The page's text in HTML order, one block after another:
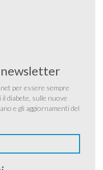
per essere sempre
diabete, sulle nuove
e gli aggiornamenti del